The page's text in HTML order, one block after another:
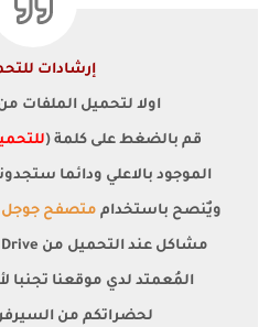
إرشادات
اولا لتحميل الملفات
قم بالضغط على كلمة (
الموجود بالاعلي ودائما
ويٌنصح باستخدام متصفح جوجل
المُعمتد لدي موقعنا تجنبا
لحضراتكم من